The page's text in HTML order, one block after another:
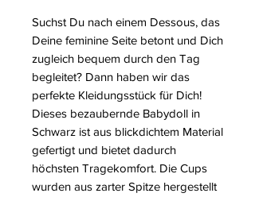
Suchst Du nach einem Dessous, das
Deine feminine Seite betont und Dich
zugleich bequem durch den Tag
begleitet? Dann haben wir das
perfekte Kleidungsstück für Dich!
Dieses bezaubernde Babydoll in
Schwarz ist aus blickdichtem Material
gefertigt und bietet dadurch
höchsten Tragekomfort. Die Cups
wurden aus zarter Spitze hergestellt